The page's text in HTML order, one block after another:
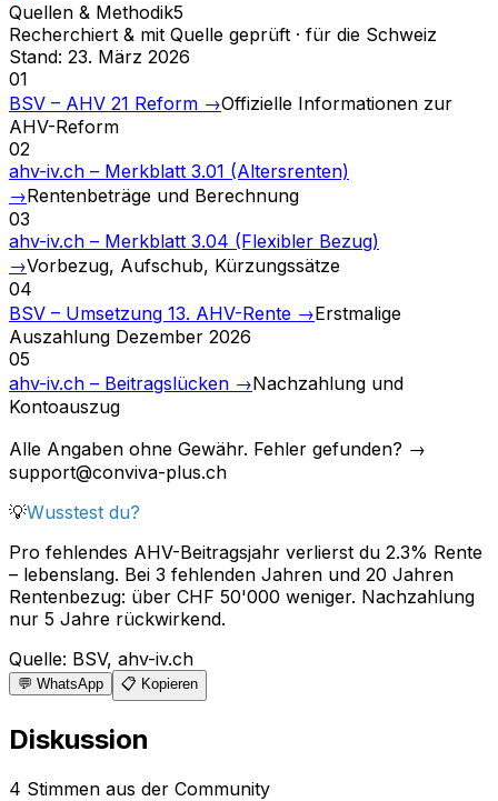
Quellen & Methodik5
Recherchiert & mit Quelle geprüft · für die Schweiz
Stand: 23. März 2026
01
BSV – AHV 21 Reform →Offizielle Informationen zur
AHV-Reform
02
ahv-iv.ch – Merkblatt 3.01 (Altersrenten)
→Rentenbeträge und Berechnung
03
ahv-iv.ch – Merkblatt 3.04 (Flexibler Bezug)
→Vorbezug, Aufschub, Kürzungssätze
04
BSV – Umsetzung 13. AHV-Rente →Erstmalige
Auszahlung Dezember 2026
05
ahv-iv.ch – Beitragslücken →Nachzahlung und
Kontoauszug
Alle Angaben ohne Gewähr. Fehler gefunden? →
support@conviva-plus.ch
💡Wusstest du?
Pro fehlendes AHV-Beitragsjahr verlierst du 2.3% Rente
– lebenslang. Bei 3 fehlenden Jahren und 20 Jahren
Rentenbezug: über CHF 50'000 weniger. Nachzahlung
nur 5 Jahre rückwirkend.
Quelle: BSV, ahv-iv.ch
💬 WhatsApp 📋 Kopieren
Diskussion
4 Stimmen aus der Community